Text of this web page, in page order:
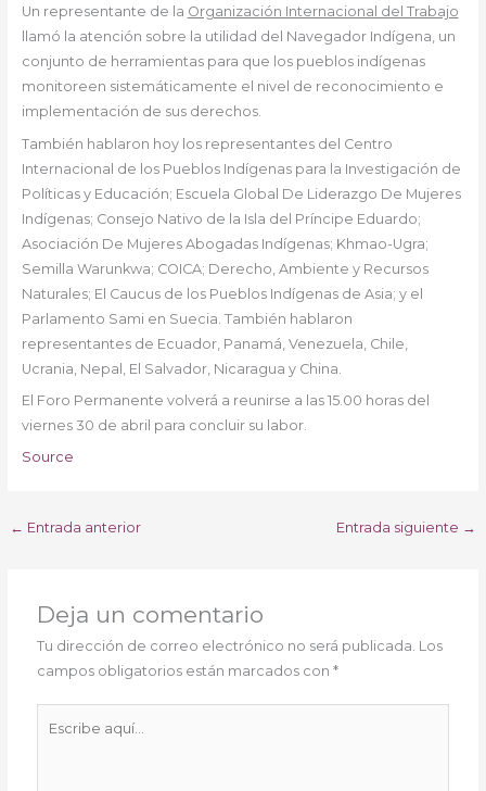
Un representante de la Organización Internacional del Trabajo
llamó la atención sobre la utilidad del Navegador Indígena, un
conjunto de herramientas para que los pueblos indígenas
monitoreen sistemáticamente el nivel de reconocimiento e
implementación de sus derechos.
También hablaron hoy los representantes del Centro
Internacional de los Pueblos Indígenas para la Investigación de
Políticas y Educación; Escuela Global De Liderazgo De Mujeres
Indígenas; Consejo Nativo de la Isla del Príncipe Eduardo;
Asociación De Mujeres Abogadas Indígenas; Khmao-Ugra;
Semilla Warunkwa; COICA; Derecho, Ambiente y Recursos
Naturales; El Caucus de los Pueblos Indígenas de Asia; y el
Parlamento Sami en Suecia. También hablaron
representantes de Ecuador, Panamá, Venezuela, Chile,
Ucrania, Nepal, El Salvador, Nicaragua y China.
El Foro Permanente volverá a reunirse a las 15.00 horas del
viernes 30 de abril para concluir su labor.
Source
← Entrada anterior Entrada siguiente →
Deja un comentario
Tu dirección de correo electrónico no será publicada. Los
campos obligatorios están marcados con*